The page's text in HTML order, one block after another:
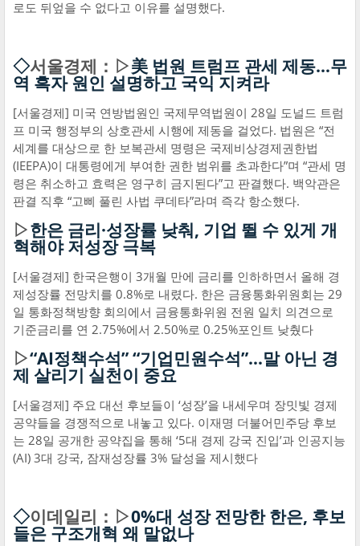
로도 뒤엎을 수 없다고 이유를 설명했다.
◇서울경제：▷美 법원 트럼프 관세 제동…무
역 흑자 원인 설명하고 국익 지켜라
[서울경제] 미국 연방법원인 국제무역법원이 28일 도널드 트럼
프 미국 행정부의 상호관세 시행에 제동을 걸었다. 법원은 “전
세계를 대상으로 한 보복관세 명령은 국제비상경제권한법
(IEEPA)이 대통령에게 부여한 권한 범위를 초과한다”며 “관세 명
령은 취소하고 효력은 영구히 금지된다”고 판결했다. 백악관은
판결 직후 “고삐 풀린 사법 쿠데타”라며 즉각 항소했다.
▷한은 금리·성장률 낮춰, 기업 뛸 수 있게 개
혁해야 저성장 극복
[서울경제] 한국은행이 3개월 만에 금리를 인하하면서 올해 경
제성장률 전망치를 0.8%로 내렸다. 한은 금융통화위원회는 29
일 통화정책방향 회의에서 금융통화위원 전원 일치 의견으로
기준금리를 연 2.75%에서 2.50%로 0.25%포인트 낮췄다
▷“AI정책수석” “기업민원수석”…말 아닌 경
제 살리기 실천이 중요
[서울경제] 주요 대선 후보들이 ‘성장’을 내세우며 장밋빛 경제
공약들을 경쟁적으로 내놓고 있다. 이재명 더불어민주당 후보
는 28일 공개한 공약집을 통해 ‘5대 경제 강국 진입’과 인공지능
(AI) 3대 강국, 잠재성장률 3% 달성을 제시했다
◇이데일리：▷0%대 성장 전망한 한은, 후보
들은 구조개혁 왜 말없나